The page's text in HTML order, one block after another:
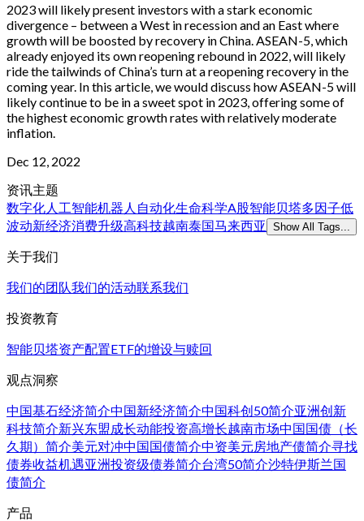
2023 will likely present investors with a stark economic
divergence – between a West in recession and an East where
growth will be boosted by recovery in China. ASEAN-5, which
already enjoyed its own reopening rebound in 2022, will likely
ride the tailwinds of China’s turn at a reopening recovery in the
coming year. In this article, we would discuss how ASEAN-5 will
likely continue to be in a sweet spot in 2023, offering some of
the highest economic growth rates with relatively moderate
inflation.
Dec 12, 2022
资讯主题
数字化 人工智能机器人 自动化生命科学A股智能贝塔多因子低
波动新经济消费升级高科技越南泰国马来西亚 Show All Tags...
关于我们
我们的团队我们的活动联系我们
投资教育
智能贝塔资产配置ETF的增设与赎回
观点洞察
中国基石经济简介中国新经济简介中国科创50简介亚洲创新
科技简介新兴东盟成长动能投资高增长越南市场中国国债（长
久期）简介美元对冲中国国债简介中资美元房地产债简介寻找
债券收益机遇亚洲投资级债券简介台湾50简介沙特伊斯兰国
债简介
产品